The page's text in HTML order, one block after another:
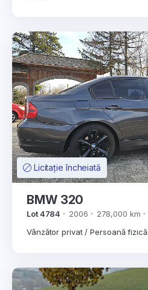
Licitație încheiată
BMW 320
Lot 4784 2006 278,000 km
Vânzător privat / Persoană fizică